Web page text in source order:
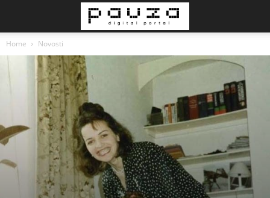
Home Novosti